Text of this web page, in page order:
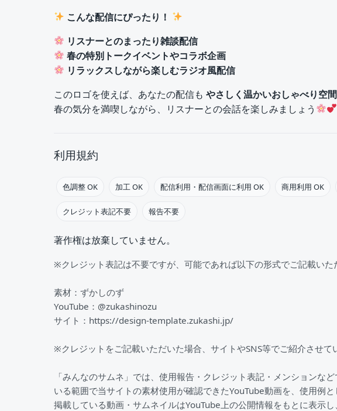
こんな配信にぴったり！
リスナーとのまったり雑談配信
春の特別トークイベントやコラボ企画
リラックスしながら楽しむラジオ風配信
このロゴを使えば、あなたの配信も やさしく温かいおしゃべり空間
春の気分を満喫しながら、リスナーとの会話を楽しみましょう
利用規約
色調整 OK 加工 OK 配信利用・配信画面に利用 OK 商用利用 OK
クレジット表記不要 報告不要
著作権は放棄していません。
※クレジット表記は不要ですが、可能であれば以下の形式でご記載いた
素材：ずかしのず
YouTube：@zukashinozu
サイト：https://design-template.zukashi.jp/
※クレジットをご記載いただいた場合、サイトやSNS等でご紹介させて
「みんなのサムネ」では、使用報告・クレジット表記・メンションな
いる範囲で当サイトの素材使用が確認できたYouTube動画を、使用例と
掲載している動画・サムネイルはYouTube上の公開情報をもとに表示